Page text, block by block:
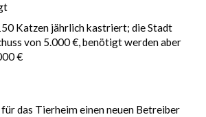
Katzen jährlich kastriert; die Stadt
von 5.000 €, benötigt werden aber
€
das Tierheim einen neuen Betreiber